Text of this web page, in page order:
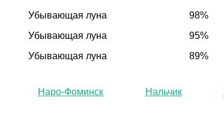
Убывающая луна
98%
Убывающая луна
95%
Убывающая луна 89%
Наро-Фоминск Нальчик